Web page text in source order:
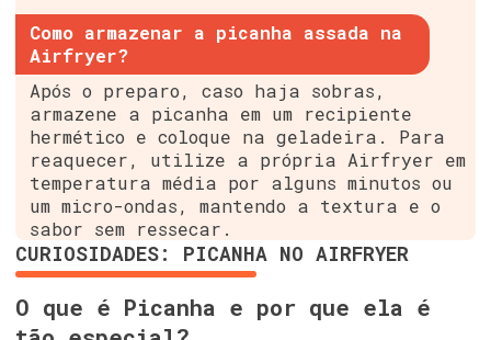
Como armazenar a picanha assada na
Airfryer?
Após o preparo, caso haja sobras,
armazene a picanha em um recipiente
hermético e coloque na geladeira. Para
reaquecer, utilize a própria Airfryer em
temperatura média por alguns minutos ou
um micro-ondas, mantendo a textura e o
sabor sem ressecar.
CURIOSIDADES: PICANHA NO AIRFRYER
O que é Picanha e por que ela é